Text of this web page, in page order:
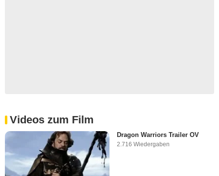
Videos zum Film
Dragon Warriors Trailer OV
2.716 Wiedergaben